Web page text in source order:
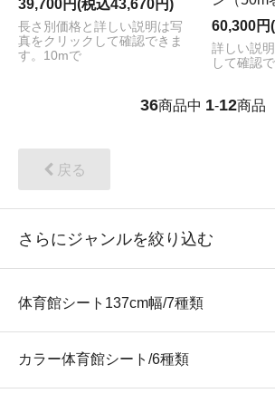
39,700円(税込43,670円)
長さ別価格と詳しい説明は写
真をクリックして確認できま
す。10mで
60,300円
詳しい説
して確認
36商品中 1-12商品
戻る
さらにジャンルを絞り込む
体育館シート137cm幅/7種類
カラー体育館シート/6種類